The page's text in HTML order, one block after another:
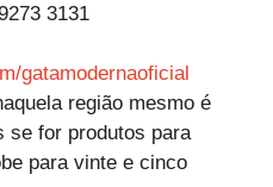
3131
gatamodernaoficial
região mesmo é
se for produtos para
para vinte e cinco